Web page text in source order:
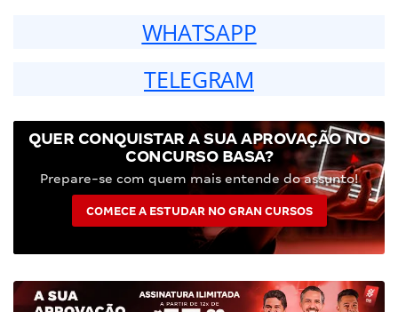
WHATSAPP
TELEGRAM
QUER CONQUISTAR A SUA APROVAÇÃO NO
CONCURSO BASA?
Prepare-se com quem mais entende do assunto!
COMECE A ESTUDAR NO GRAN CURSOS